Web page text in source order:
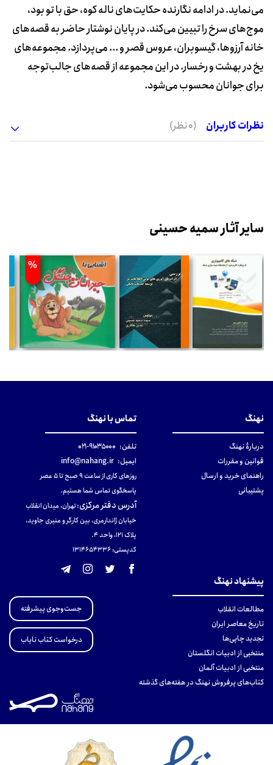
می‌نماید. در ادامه نگارنده حکایت‌های ناله کوه، حق با تو بود،
موج‌های سرخ را تبیین می‌کند. در پایان نوشتار حاضر به قصه‌های
خانه آرزوها، گیسوبران، عروس قصر و ... می‌پردازد. مجموعه‌های
یخ در بهشت و رخسار. در این مجموعه از قصه‌های جالب‌توجه
برای جوانان محسوب می‌شود.
نظرات کاربران (0 نظر)
سایر آثار سمیه حسینی
%
نهنگ
دربارهٔ نهنگ
قوانین و مقررات
راهنمای خرید و ارسال
پشتیبانی
تماس با نهنگ
تلفن: ۹۱۰۳۵۰۰۰-۰۲۱
ایمیل: info@nahang.ir
روزهای کاری از ساعت ۹ صبح تا ۵ عصر
پاسخگوی تماس شما هستیم.
آدرس دفتر مرکزی:تهران، میدان انقلاب
خیابان ژاندارمری، بین کارگر و منیری جاوید،
پلاک 121، واحد ۴.
کدپستی: 131465433۶
پیشنهاد نهنگ
مطالعات انقلاب
تاریخ معاصر ایران
تجدید چاپی‌ها
منتخبی از ادبیات انگلستان
منتخبی از ادبیات آلمان
کتاب‌های پرفروش نهنگ در هفته‌های گذشته
جست‌وجوی پیشرفته
درخواست کتاب نایاب